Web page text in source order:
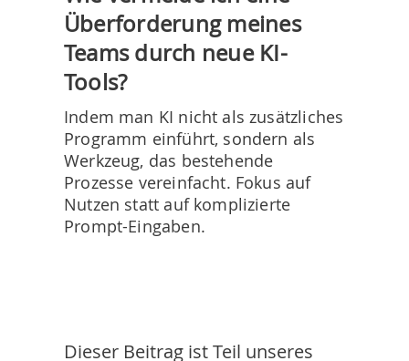
Überforderung meines
Teams durch neue KI-
Tools?
Indem man KI nicht als zusätzliches
Programm einführt, sondern als
Werkzeug, das bestehende
Prozesse vereinfacht. Fokus auf
Nutzen statt auf komplizierte
Prompt-Eingaben.
Dieser Beitrag ist Teil unseres